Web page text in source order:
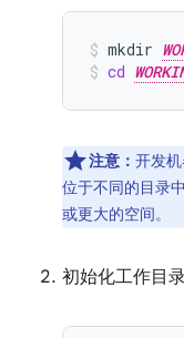
mkdir
cd
注意： 开发
位于不同的目录
或更大的空间。
初始化工作目